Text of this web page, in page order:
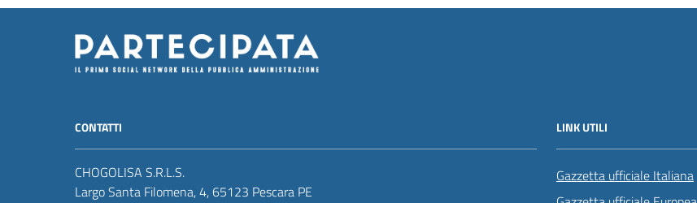
CONTATTI
CHOGOLISA S.R.L.S.
Largo Santa Filomena, 4, 65123 Pescara PE
LINK UTILI
Gazzetta ufficiale Italiana